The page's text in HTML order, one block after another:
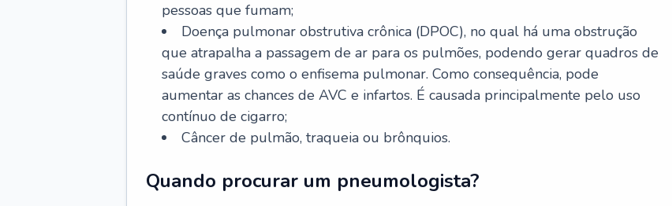
pessoas que fumam;
Doença pulmonar obstrutiva crônica (DPOC), no qual há uma obstrução
que atrapalha a passagem de ar para os pulmões, podendo gerar quadros de
saúde graves como o enfisema pulmonar. Como consequência, pode
aumentar as chances de AVC e infartos. É causada principalmente pelo uso
contínuo de cigarro;
Câncer de pulmão, traqueia ou brônquios.
Quando procurar um pneumologista?